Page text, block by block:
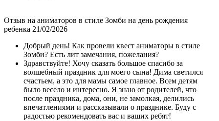
Отзыв на аниматоров в стиле Зомби на день рождения
ребенка 21/02/2026
Добрый день! Как провели квест аниматоры в стиле
Зомби? Есть лит замечания, пожелания?
Здравствуйте! Хочу сказать большое спасибо за
волшебный праздник для моего сына! Дима светился
счастьем, а это для мамы самое главное. Всем детям
было весело и интересно. Я знаю от родителей, что
после праздника, дома, они, не замолкая, делились
впечатлениями и рассказывали о празднике. Буду с
радостью рекомендовать вас и ваших ребят!